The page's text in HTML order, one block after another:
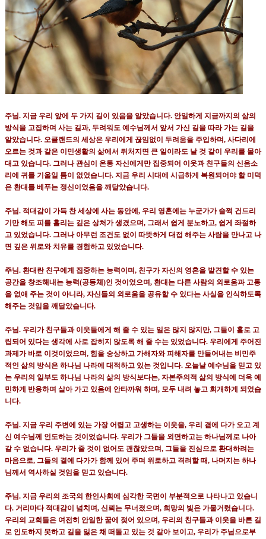
주님. 지금 우리 앞에 두 가지 길이 있음을 알았습니다. 안일하게 지금까지의 삶의
방식을 고집하며 사는 길과, 두려워도 예수님께서 앞서 가신 길을 따라 가는 길을
알았습니다. 오클랜드의 세상은 우리에게 끊임없이 두려움을 주입하며, 사다리에
오르는 것과 같은 이민생활의 삶에서 뒤처지면 큰 일이라도 날 것 같이 우리를 몰아
대고 있습니다. 그러나 관심이 온통 자신에게만 집중되어 이웃과 친구들의 신음소
리에 귀를 기울일 틈이 없었습니다. 지금 우리 시대에 시급하게 복원되어야 할 미덕
은 환대를 베푸는 정신이었음을 깨달았습니다.
주님. 적대감이 가득 찬 세상에 사는 동안에 , 우리 영혼에는 누군가가 슬쩍 건드리
기만 해도 피를 흘리는 깊은 상처가 생겼으며, 그래서 쉽게 분노하고, 쉽게 좌절하
고 있었습니다. 그러나 아무런 조건도 없이 따뜻하게 대접 해주는 사람을 만나고 나
면 깊은 위로와 치유를 경험하고 있었습니다.
주님. 환대란 친구에게 집중하는 능력이며, 친구가 자신의 영혼을 발견할 수 있는
공간을 창조해내는 능력(공동체 )인 것이었으며, 환대는 다른 사람의 외로움과 고통
을 없애 주는 것이 아니라, 자신들의 외로움을 공유할 수 있다는 사실을 인식하도록
해주는 것임을 깨달았습니다.
주님. 우리가 친구들과 이웃들에게 해 줄 수 있는 일은 많지 않지만, 그들이 홀로 고
립되어 있다는 생각에 사로 잡히지 않도록 해 줄 수는 있었습니다. 우리에게 주어진
과제가 바로 이것이었으며, 힘을 숭상하고 가해자와 피해자를 만들어내는 비민주
적인 삶의 방식은 하나님 나라에 대적하고 있는 것입니다. 오늘날 예수님을 믿고 있
는 우리의 일부도 하나님 나라의 삶의 방식보다는, 자본주의적 삶의 방식에 더욱 예
민하게 반응하며 살아 가고 있음에 안타까워 하며, 모두 내려 놓고 회개하게 되었습
니다.
주님. 지금 우리 주변에 있는 가장 어렵고 고생하는 이웃을, 우리 곁에 다가 오고 계
신 예수님께 인도하는 것이었습니다. 우리가 그들을 외면하고는 하나님께로 나아
갈 수 없습니다. 우리가 줄 것이 없어도 괜찮았으며, 그들을 진심으로 환대하려는
마음으로, 그들의 곁에 다가가 함께 있어 주며 위로하고 격려할 때, 나머지는 하나
님께서 역사하실 것임을 믿고 있습니다.
주님. 지금 우리의 조국의 한인사회에 심각한 국면이 부분적으로 나타나고 있습니
다. 거리마다 적대감이 넘치며, 신뢰는 무너졌으며, 희망의 빛은 가물거렸습니다.
우리의 교회들은 여전히 안일한 꿈에 젖어 있으며, 우리의 친구들과 이웃을 바른 길
로 인도하지 못하고 길을 잃은 채 떠돌고 있는 것 같아 보이고, 우리가 주님으로부